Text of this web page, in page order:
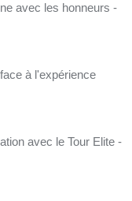
avec les honneurs -
à l'expérience
avec le Tour Elite -